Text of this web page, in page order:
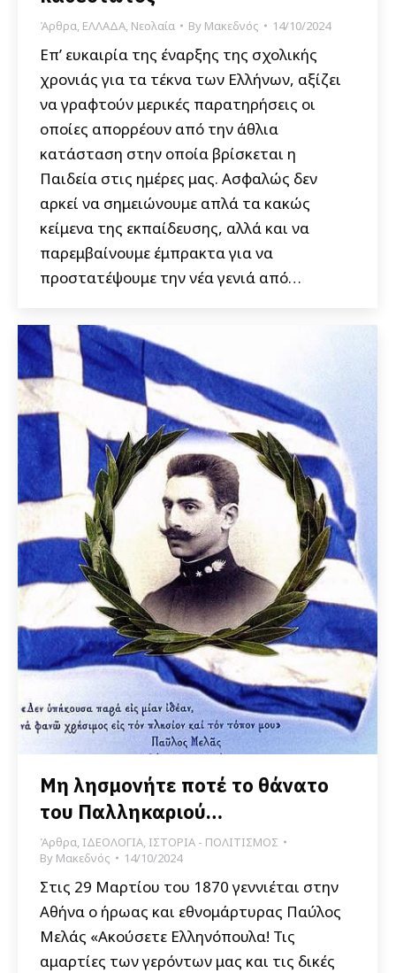
Άρθρα, ΕΛΛΑΔΑ, Νεολαία By Μακεδνός 14/10/2024
Επ’ ευκαιρία της έναρξης της σχολικής
χρονιάς για τα τέκνα των Ελλήνων, αξίζει
να γραφτούν μερικές παρατηρήσεις οι
οποίες απορρέουν από την άθλια
κατάσταση στην οποία βρίσκεται η
Παιδεία στις ημέρες μας. Ασφαλώς δεν
αρκεί να σημειώνουμε απλά τα κακώς
κείμενα της εκπαίδευσης, αλλά και να
παρεμβαίνουμε έμπρακτα για να
προστατέψουμε την νέα γενιά από…
Μη λησμονήτε ποτέ το θάνατο
του Παλληκαριού…
Άρθρα, ΙΔΕΟΛΟΓΙΑ, ΙΣΤΟΡΙΑ - ΠΟΛΙΤΙΣΜΟΣ
By Μακεδνός 14/10/2024
Στις 29 Μαρτίου του 1870 γεννιέται στην
Αθήνα ο ήρωας και εθνομάρτυρας Παύλος
Μελάς «Ακούσετε Ελληνόπουλα! Τις
αμαρτίες των γερόντων μας και τις δικές